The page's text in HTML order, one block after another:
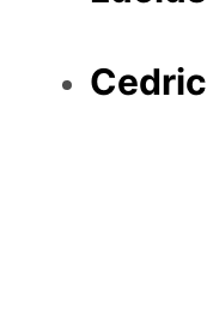
Cedric